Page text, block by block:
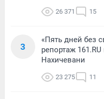
26 371 15
3
«Пять дней без
репортаж
Нахичевани
23 275 11